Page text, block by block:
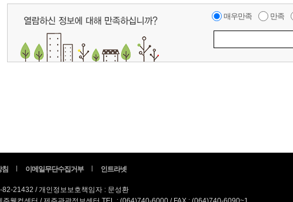
매우만족 만족
침 이메일무단수집거부 인트라넷
21432 / 개인정보보호책임자 : 문성환